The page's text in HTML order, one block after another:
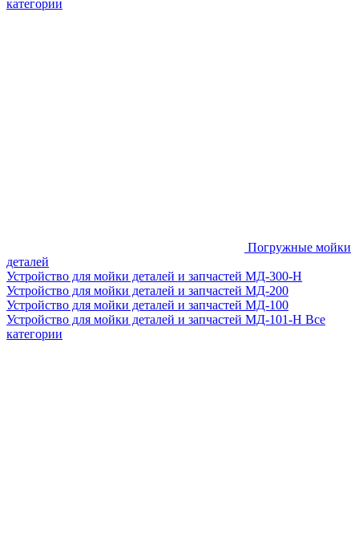
категории
Погружные мойки
деталей
Устройство для мойки деталей и запчастей МД-300-H
Устройство для мойки деталей и запчастей МД-200
Устройство для мойки деталей и запчастей МД-100
Устройство для мойки деталей и запчастей МД-101-Н Все
категории